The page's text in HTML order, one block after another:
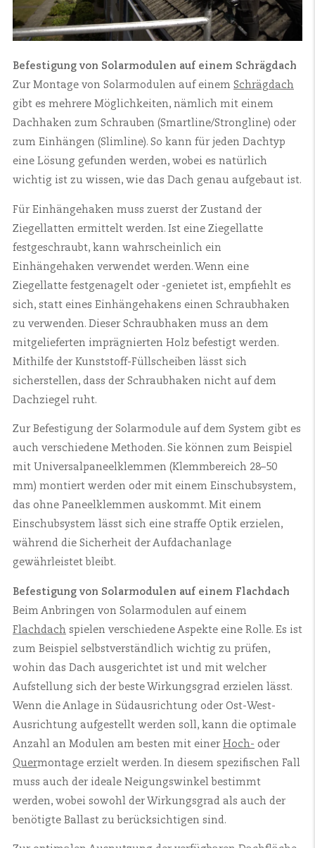
Befestigung von Solarmodulen auf einem Schrägdach
Zur Montage von Solarmodulen auf einem Schrägdach
gibt es mehrere Möglichkeiten, nämlich mit einem
Dachhaken zum Schrauben (Smartline/Strongline) oder
zum Einhängen (Slimline). So kann für jeden Dachtyp
eine Lösung gefunden werden, wobei es natürlich
wichtig ist zu wissen, wie das Dach genau aufgebaut ist.
Für Einhängehaken muss zuerst der Zustand der
Ziegellatten ermittelt werden. Ist eine Ziegellatte
festgeschraubt, kann wahrscheinlich ein
Einhängehaken verwendet werden. Wenn eine
Ziegellatte festgenagelt oder -genietet ist, empfiehlt es
sich, statt eines Einhängehakens einen Schraubhaken
zu verwenden. Dieser Schraubhaken muss an dem
mitgelieferten imprägnierten Holz befestigt werden.
Mithilfe der Kunststoff-Füllscheiben lässt sich
sicherstellen, dass der Schraubhaken nicht auf dem
Dachziegel ruht.
Zur Befestigung der Solarmodule auf dem System gibt es
auch verschiedene Methoden. Sie können zum Beispiel
mit Universalpaneelklemmen (Klemmbereich 28–50
mm) montiert werden oder mit einem Einschubsystem,
das ohne Paneelklemmen auskommt. Mit einem
Einschubsystem lässt sich eine straffe Optik erzielen,
während die Sicherheit der Aufdachanlage
gewährleistet bleibt.
Befestigung von Solarmodulen auf einem Flachdach
Beim Anbringen von Solarmodulen auf einem
Flachdach spielen verschiedene Aspekte eine Rolle. Es ist
zum Beispiel selbstverständlich wichtig zu prüfen,
wohin das Dach ausgerichtet ist und mit welcher
Aufstellung sich der beste Wirkungsgrad erzielen lässt.
Wenn die Anlage in Südausrichtung oder Ost-West-
Ausrichtung aufgestellt werden soll, kann die optimale
Anzahl an Modulen am besten mit einer Hoch- oder
Quermontage erzielt werden. In diesem spezifischen Fall
muss auch der ideale Neigungswinkel bestimmt
werden, wobei sowohl der Wirkungsgrad als auch der
benötigte Ballast zu berücksichtigen sind.